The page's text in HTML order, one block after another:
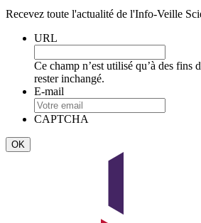
Recevez toute l'actualité de l'Info-Veille
URL
Ce champ n’est utilisé qu’à des fins
rester inchangé.
E-mail
CAPTCHA